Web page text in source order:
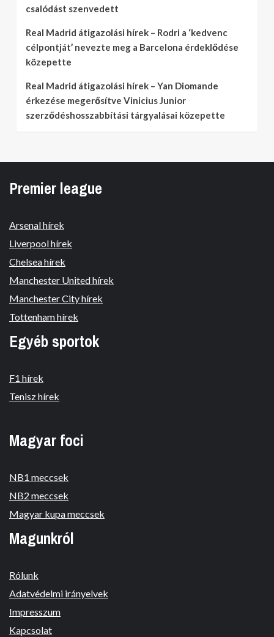
csalódást szenvedett
Real Madrid átigazolási hírek – Rodri a ‘kedvenc
célpontját’ nevezte meg a Barcelona érdeklődése
közepette
Real Madrid átigazolási hírek – Yan Diomande
érkezése megerősítve Vinicius Junior
szerződéshosszabbítási tárgyalásai közepette
Premier league
Arsenal hírek
Liverpool hírek
Chelsea hírek
Manchester United hírek
Manchester City hírek
Tottenham hírek
Egyéb sportok
F1 hírek
Tenisz hírek
Magyar foci
NB1 meccsek
NB2 meccsek
Magyar kupa meccsek
Magunkról
Rólunk
Adatvédelmi irányelvek
Impresszum
Kapcsolat